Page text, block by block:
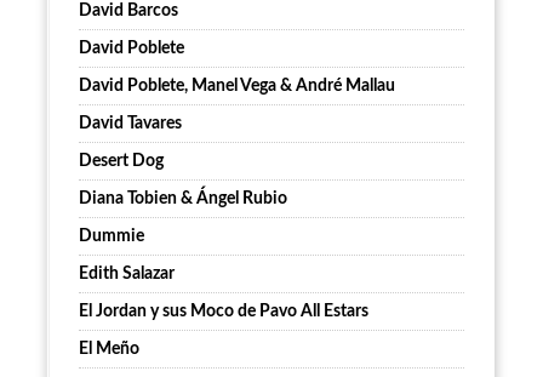
David Barcos
David Poblete
David Poblete, Manel Vega & André Mallau
David Tavares
Desert Dog
Diana Tobien & Ángel Rubio
Dummie
Edith Salazar
El Jordan y sus Moco de Pavo All Estars
El Meño